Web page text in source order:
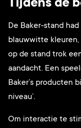
De Baker-stand
blauwwitte
op de stand trok
aandacht. Een
Baker’s producten
niveau’.
Om interactie te